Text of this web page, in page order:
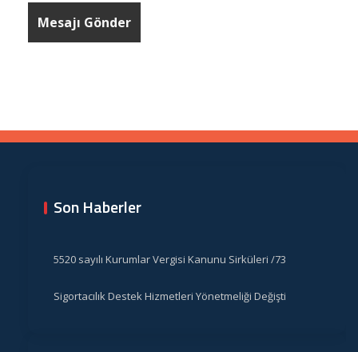
Son Haberler
5520 sayılı Kurumlar Vergisi Kanunu Sirküleri /73
Sigortacılık Destek Hizmetleri Yönetmeliği Değişti